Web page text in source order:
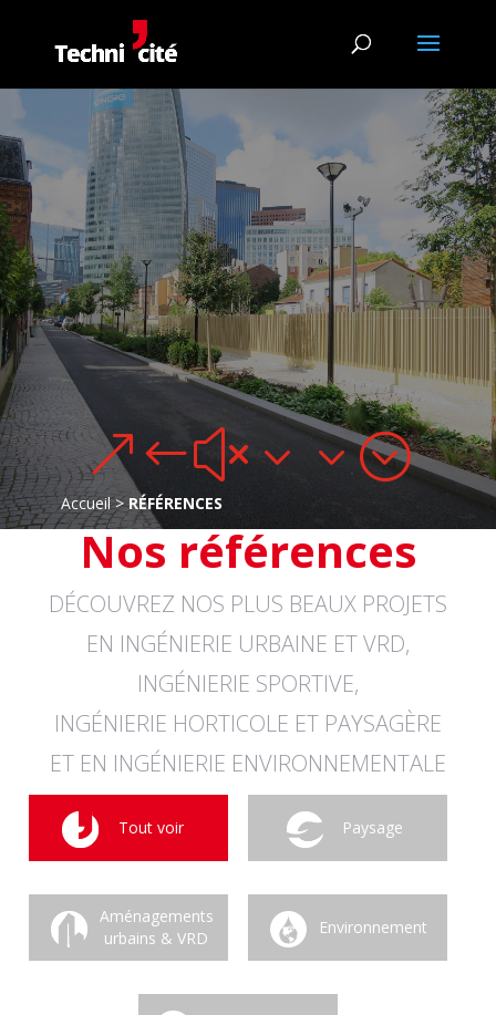
Accueil > RÉFÉRENCES
&#x33;
Nos références
DÉCOUVREZ NOS PLUS BEAUX PROJETS
EN INGÉNIERIE URBAINE ET VRD,
INGÉNIERIE SPORTIVE,
INGÉNIERIE HORTICOLE ET PAYSAGÈRE
ET EN INGÉNIERIE ENVIRONNEMENTALE
Tout voir Paysage
Aménagements
urbains & VRD
Environnement